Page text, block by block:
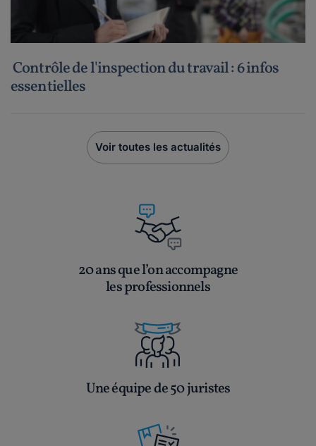
Contrôle de l'inspection du travail : 6 infos
essentielles
Voir toutes les actualités
20 ans que l’on accompagne
les professionnels
Une équipe de 50 juristes